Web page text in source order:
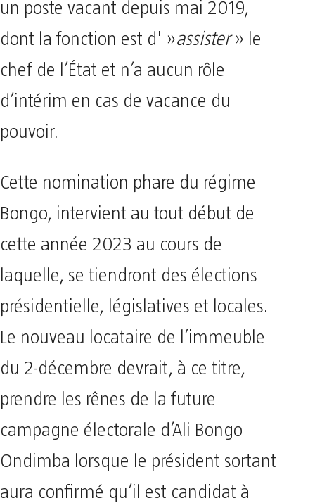
un poste vacant depuis mai 2019,
dont la fonction est d' »assister» le
chef de l’État et n’a aucun rôle
d’intérim en cas de vacance du
pouvoir.
Cette nomination phare du régime
Bongo, intervient au tout début de
cette année 2023 au cours de
laquelle, se tiendront des élections
présidentielle, législatives et locales.
Le nouveau locataire de l’immeuble
du 2-décembre devrait, à ce titre,
prendre les rênes de la future
campagne électorale d’Ali Bongo
Ondimba lorsque le président sortant
aura confirmé qu’il est candidat à